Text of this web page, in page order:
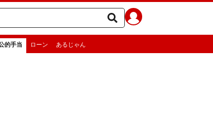
的手当 ローン あるじゃん